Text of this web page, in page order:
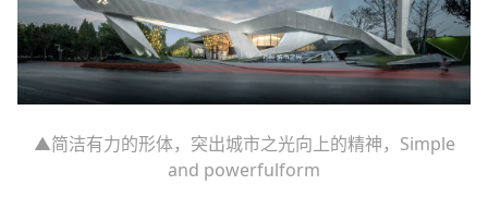
▲简洁有力的形体，突出城市之光向上的精神，Simple
and powerfulform